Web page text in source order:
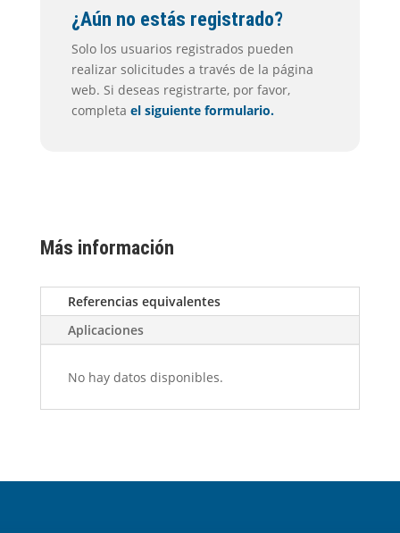
¿Aún no estás registrado?
Solo los usuarios registrados pueden
realizar solicitudes a través de la página
web. Si deseas registrarte, por favor,
completa el siguiente formulario.
Más información
Referencias equivalentes
Aplicaciones
No hay datos disponibles.